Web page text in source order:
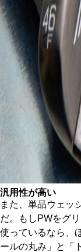
汎用性が高い
また、単品ウェッ
だ。もしPWをグ
使っているなら、
ールの丸み」と「